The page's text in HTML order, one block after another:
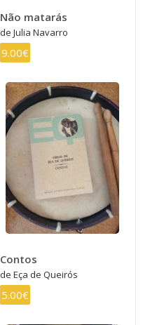
Não matarás
de Julia Navarro
9.00€
Contos
de Eça de Queirós
5.00€